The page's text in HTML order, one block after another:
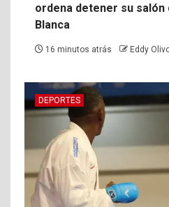
ordena detener su salón
Blanca
16 minutos atrás Eddy
DEPORTES